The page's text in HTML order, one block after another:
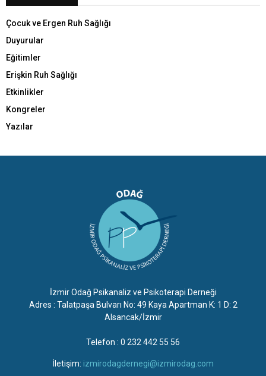
Çocuk ve Ergen Ruh Sağlığı
Duyurular
Eğitimler
Erişkin Ruh Sağlığı
Etkinlikler
Kongreler
Yazılar
İzmir Odağ Psikanaliz ve Psikoterapi Derneği
Adres : Talatpaşa Bulvarı No: 49 Kaya Apartman K: 1 D: 2
Alsancak/İzmir
Telefon : 0 232 442 55 56
İletişim: izmirodagdernegi@izmirodag.com